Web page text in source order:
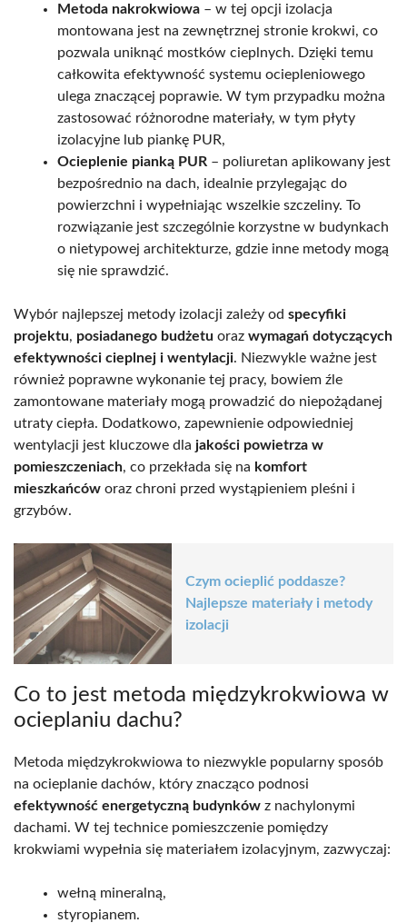
Metoda nakrokwiowa – w tej opcji izolacja
montowana jest na zewnętrznej stronie krokwi, co
pozwala uniknąć mostków cieplnych. Dzięki temu
całkowita efektywność systemu ociepleniowego
ulega znaczącej poprawie. W tym przypadku można
zastosować różnorodne materiały, w tym płyty
izolacyjne lub piankę PUR,
Ocieplenie pianką PUR – poliuretan aplikowany jest
bezpośrednio na dach, idealnie przylegając do
powierzchni i wypełniając wszelkie szczeliny. To
rozwiązanie jest szczególnie korzystne w budynkach
o nietypowej architekturze, gdzie inne metody mogą
się nie sprawdzić.
Wybór najlepszej metody izolacji zależy od specyfiki
projektu, posiadanego budżetu oraz wymagań dotyczących
efektywności cieplnej i wentylacji. Niezwykle ważne jest
również poprawne wykonanie tej pracy, bowiem źle
zamontowane materiały mogą prowadzić do niepożądanej
utraty ciepła. Dodatkowo, zapewnienie odpowiedniej
wentylacji jest kluczowe dla jakości powietrza w
pomieszczeniach, co przekłada się na komfort
mieszkańców oraz chroni przed wystąpieniem pleśni i
grzybów.
Czym ocieplić poddasze?
Najlepsze materiały i metody
izolacji
Co to jest metoda międzykrokwiowa w
ocieplaniu dachu?
Metoda międzykrokwiowa to niezwykle popularny sposób
na ocieplanie dachów, który znacząco podnosi
efektywność energetyczną budynków z nachylonymi
dachami. W tej technice pomieszczenie pomiędzy
krokwiami wypełnia się materiałem izolacyjnym, zazwyczaj:
wełną mineralną,
styropianem.